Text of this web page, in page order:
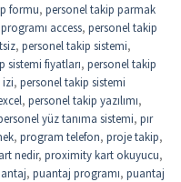
formu, personel takip parmak
access, personel takip
, personel takip sistemi,
sistemi fiyatları, personel takip
izi, personel takip sistemi
, personel takip yazılımı,
yüz tanıma sistemi, pır
, program telefon, proje takip,
nedir, proximity kart okuyucu,
, puantaj programı, puantaj